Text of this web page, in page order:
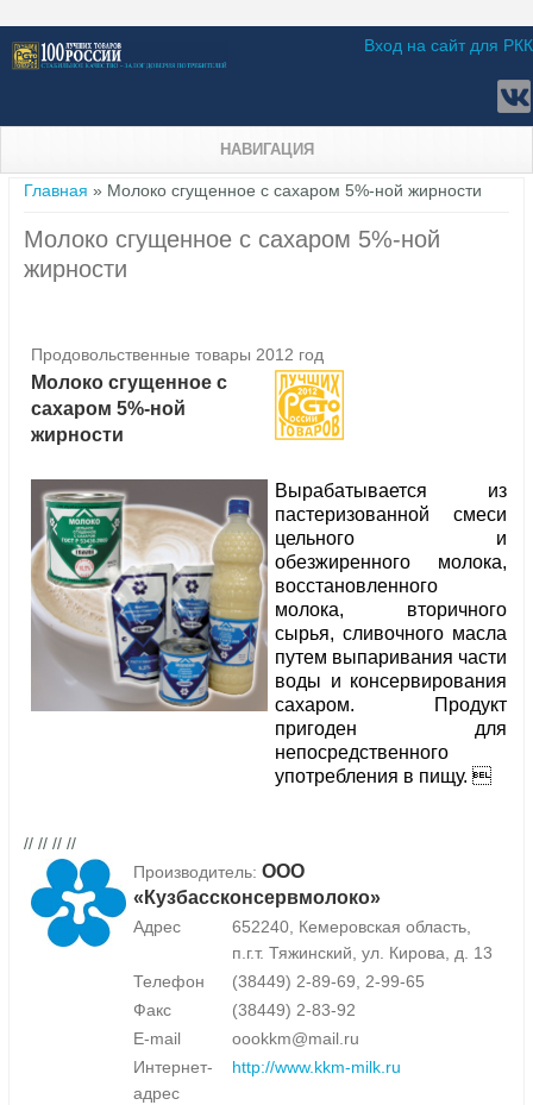
Вход на сайт для РКК
НАВИГАЦИЯ
Вы здесь
Главная » Молоко сгущенное с сахаром 5%-ной жирности
Молоко сгущенное с сахаром 5%-ной
жирности
Продовольственные товары 2012 год
Молоко сгущенное с
сахаром 5%-ной
жирности
Вырабатывается из
пастеризованной смеси
цельного и
обезжиренного молока,
восстановленного
молока, вторичного
сырья, сливочного масла
путем выпаривания части
воды и консервирования
сахаром. Продукт
пригоден для
непосредственного
употребления в пищу. 
// // // //
Производитель: ООО
«Кузбассконсервмолоко»
Адрес
652240, Кемеровская область,
п.г.т. Тяжинский, ул. Кирова, д. 13
Телефон
(38449) 2-89-69, 2-99-65
Факс
(38449) 2-83-92
E-mail
oookkm@mail.ru
Интернет-
адрес
http://www.kkm-milk.ru